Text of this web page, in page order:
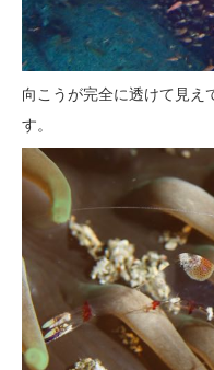
向こうが完全に透けて見え
す。